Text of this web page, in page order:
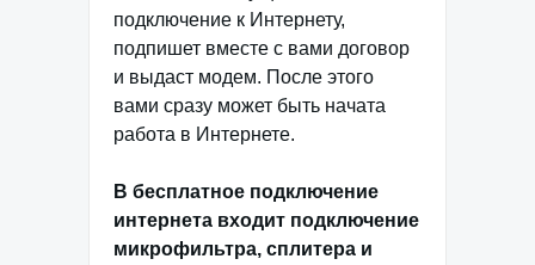
подключение к Интернету,
подпишет вместе с вами договор
и выдаст модем. После этого
вами сразу может быть начата
работа в Интернете.
В бесплатное подключение
интернета входит подключение
микрофильтра, сплитера и